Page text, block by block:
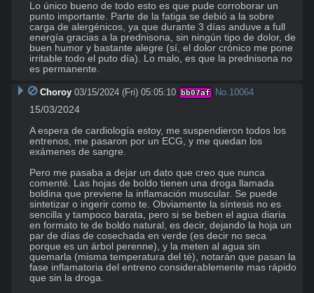
Lo único bueno de todo esto es que pude corroborar un
punto importante. Parte de la fatiga se debió a la sobre
carga de alergénicos, ya que durante 3 días anduve a full
energía gracias a la prednisona, sin ningún tipo de dolor, de
buen humor y bastante alegre (sí, el dolor crónico me pone
irritable todo el puto día). Lo malo, es que la prednisona no
es permanente.
Choroy 03/15/2024 (Fri) 05:05:10 bb07af No.10064
15/03/2024
A espera de cardiología estoy, me suspendieron todos los
entrenos, me pasaron por un ECG, y me quedan los
exámenes de sangre.
Pero me pasaba a dejar un dato que creo que nunca
comenté. Las hojas de boldo tienen una droga llamada
boldina que previene la inflamación muscular. Se puede
sintetizar o ingerir como te. Obviamente la síntesis no es
sencilla y tampoco barata, pero si se beben el agua diaria
en formato te de boldo natural, es decir, dejando la hoja un
par de días de cosechada en verde (es decir no seca
porque es un árbol perenne), y la meten al agua sin
quemarla (misma temperatura del té), notarán que pasan la
fase inflamatoria del entreno considerablemente mas rápido
que sin la droga.